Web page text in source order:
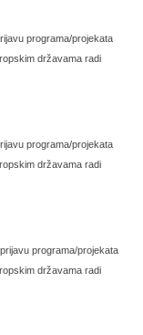
programa/projekata
državama radi
programa/projekata
državama radi
programa/projekata
državama radi